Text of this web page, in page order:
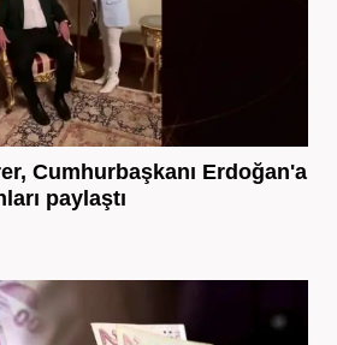
Cumhurbaşkanı Erdoğan'a
paylaştı